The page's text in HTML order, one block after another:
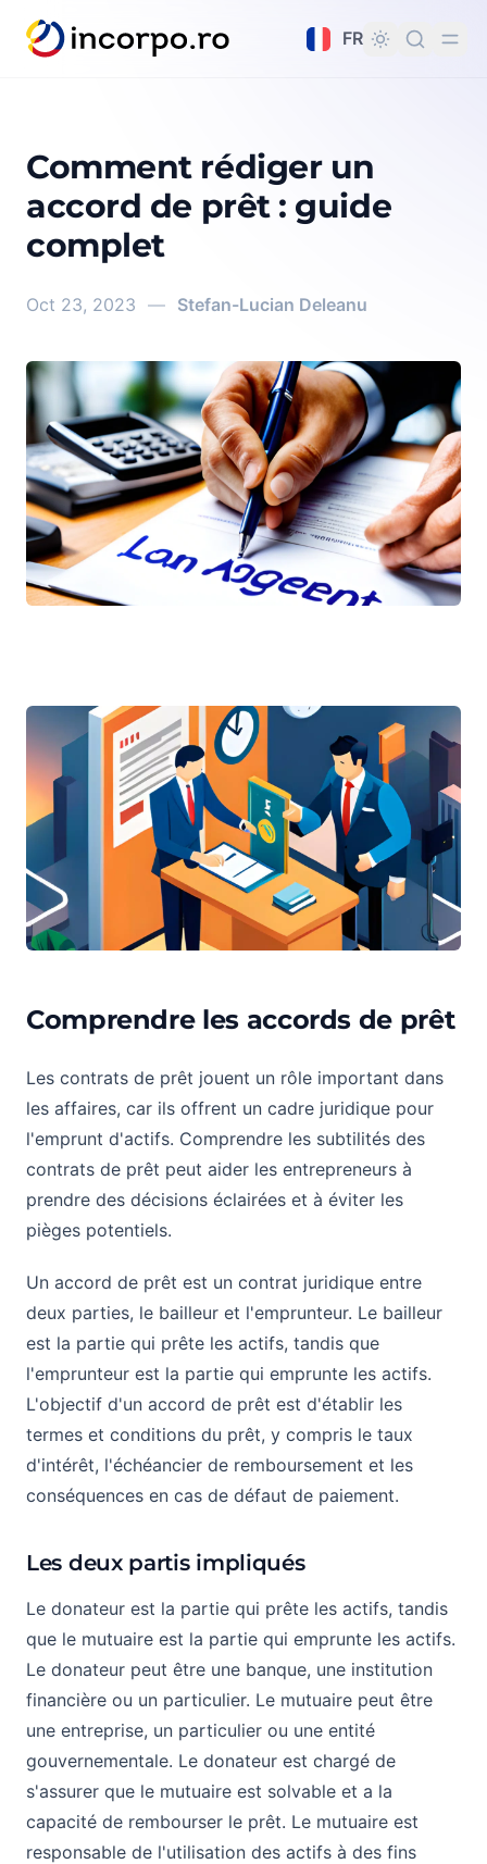
principal
FR
Comment rédiger un
accord de prêt : guide
complet
Oct 23, 2023 — Stefan-Lucian Deleanu
Comprendre les accords de prêt
Les contrats de prêt jouent un rôle important dans
les affaires, car ils offrent un cadre juridique pour
l'emprunt d'actifs. Comprendre les subtilités des
contrats de prêt peut aider les entrepreneurs à
prendre des décisions éclairées et à éviter les
pièges potentiels.
Un accord de prêt est un contrat juridique entre
deux parties, le bailleur et l'emprunteur. Le bailleur
est la partie qui prête les actifs, tandis que
l'emprunteur est la partie qui emprunte les actifs.
L'objectif d'un accord de prêt est d'établir les
termes et conditions du prêt, y compris le taux
d'intérêt, l'échéancier de remboursement et les
conséquences en cas de défaut de paiement.
Les deux partis impliqués
Le donateur est la partie qui prête les actifs, tandis
que le mutuaire est la partie qui emprunte les actifs.
Le donateur peut être une banque, une institution
financière ou un particulier. Le mutuaire peut être
une entreprise, un particulier ou une entité
gouvernementale. Le donateur est chargé de
s'assurer que le mutuaire est solvable et a la
capacité de rembourser le prêt. Le mutuaire est
responsable de l'utilisation des actifs à des fins